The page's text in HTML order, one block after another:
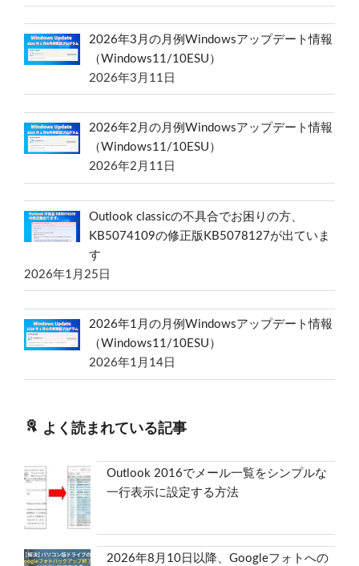
2026年3月の月例Windowsアップデート情報
（Windows11/10ESU）
2026年3月11日
2026年2月の月例Windowsアップデート情報
（Windows11/10ESU）
2026年2月11日
Outlook classicの不具合でお困りの方、
KB5074109の修正版KB5078127が出ていま
す
2026年1月25日
2026年1月の月例Windowsアップデート情報
（Windows11/10ESU）
2026年1月14日
よく読まれている記事
Outlook 2016でメール一覧をシンプルな
一行表示に設定する方法
2026年8月10日以降、Googleフォトへの